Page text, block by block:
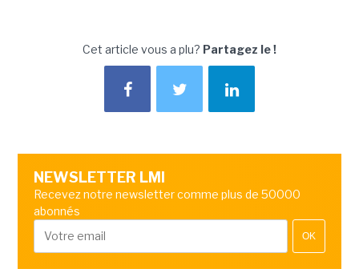
Cet article vous a plu? Partagez le !
NEWSLETTER LMI
Recevez notre newsletter comme plus de 50000
abonnés
OK